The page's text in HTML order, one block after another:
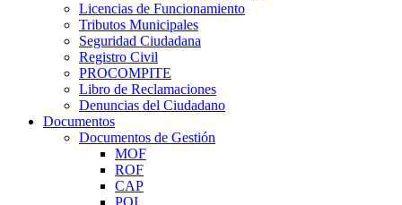
Licencias de Funcionamiento
Tributos Municipales
Seguridad Ciudadana
Registro Civil
PROCOMPITE
Libro de Reclamaciones
Denuncias del Ciudadano
Documentos
Documentos de Gestión
MOF
ROF
CAP
POI